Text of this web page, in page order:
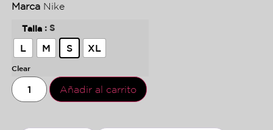
Marca Nike
Talla : S
L M S XL
Clear
Añadir al carrito